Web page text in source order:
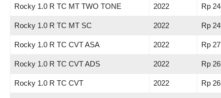
Rocky 1.0 R TC MT TWO TONE 2022 Rp
Rocky 1.0 R TC MT SC 2022 Rp
Rocky 1.0 R TC CVT ASA 2022 Rp
Rocky 1.0 R TC CVT ADS 2022 Rp
Rocky 1.0 R TC CVT 2022 Rp